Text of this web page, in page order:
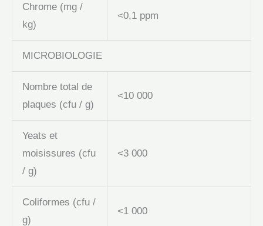
Chrome (mg /
kg)
<0,1 ppm
MICROBIOLOGIE
Nombre total de
plaques (cfu / g)
<10 000
Yeats et
moisissures (cfu
/ g)
<3 000
Coliformes (cfu /
g)
<1 000